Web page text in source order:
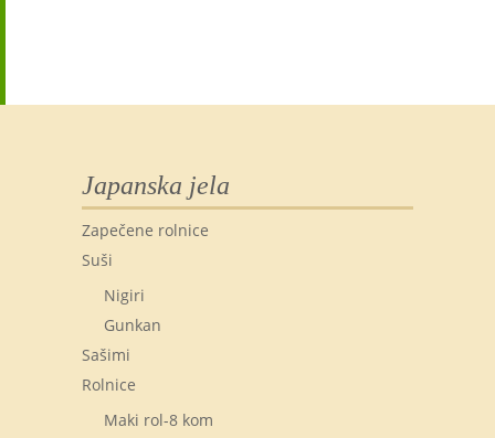
Japanska jela
Zapečene rolnice
Suši
Nigiri
Gunkan
Sašimi
Rolnice
Maki rol-8 kom